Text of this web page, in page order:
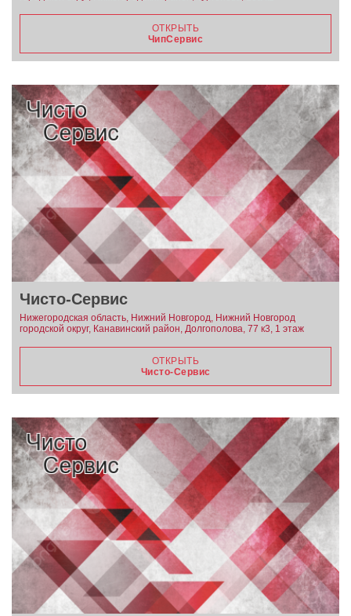
ОТКРЫТЬ
ЧипСервис
Чисто-Сервис
Нижегородская область, Нижний Новгород, Нижний Новгород
городской округ, Канавинский район, Долгополова, 77 к3, 1 этаж
ОТКРЫТЬ
Чисто-Сервис